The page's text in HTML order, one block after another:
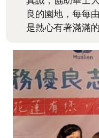
良的園地，每每
是熱心有著滿滿的